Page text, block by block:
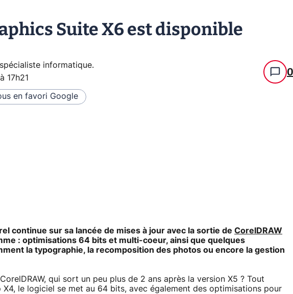
Suite X6 est disponible
spécialiste informatique.
17h21 0
en favori Google
continue sur sa lancée de mises à jour avec la sortie de CorelDRAW
: optimisations 64 bits et multi-coeur, ainsi que quelques
la typographie, la recomposition des photos ou encore la gestion
qui sort un peu plus de 2 ans après la version X5 ? Tout
le logiciel se met au 64 bits, avec également des optimisations pour